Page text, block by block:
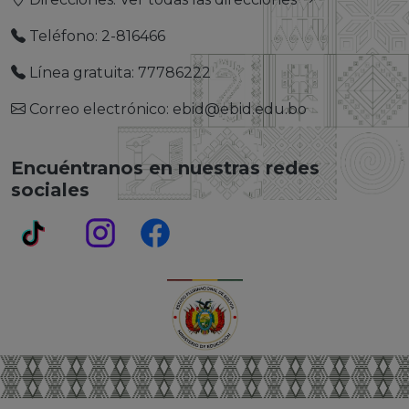
Teléfono: 2-816466
Línea gratuita: 77786222
Correo electrónico: ebid@ebid.edu.bo
Encuéntranos en nuestras redes
sociales